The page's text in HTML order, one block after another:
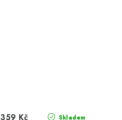
Skladem
359 Kč